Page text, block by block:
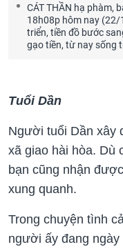
CÁT THẦN hạ phàm,
18h08p hôm nay (22/
triển, tiền đồ bước
gạo tiền, từ nay sống
Tuổi Dần
Người tuổi Dần xây
xã giao hài hòa. Dù
bạn cũng nhận
xung quanh.
Trong chuyện tình
người ấy đang